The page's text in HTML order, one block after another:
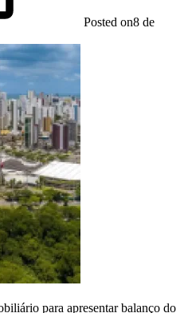
Posted on8 de
para apresentar balanço do